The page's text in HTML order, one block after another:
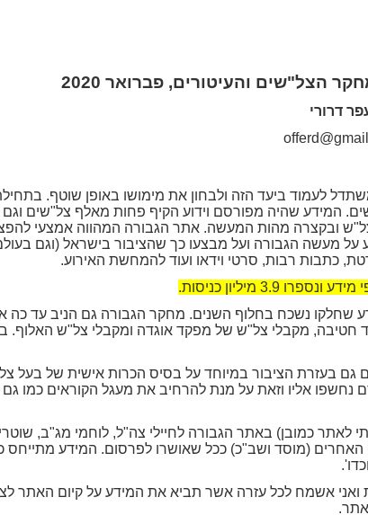
הצל"שים והעיטורים, פברואר 2020
דרורי
לעמוד ביעד הזה ולבחון את מימושו באופן שוטף.
המידע שהיה מפורסם וידוע הקיף פחות מאלף צל"שים
ובקצרה מהות המעשה. אתר הגבורה המהווה אמצעי
הגבורה ועל מבצעו כך שהציבור בישראל (וגם
כתבות רבות, סרטי וידאו ועוד להמחשת האירוע.
שחלקו נשכח בחלוף השנים. מחקר הגבורה גם הניב עד כה
חטיבה, מקבלי צל"ש של מפקד אוגדה ומקבלי צל"ש האלוף.
גם בעזרת הציבור במיוחד על בסיס הכרות אישית של בעל
אליו וזאת על מנת להרחיב את מעגל הקוראים כמו גם
לאתר כמובן) באתר הגבורה לחיילי צה"ל, לוחמי מג"ב,
(מוסד ושב"כ) ככל שאושרו לפרסום. המידע מתייחס
אשמח לכל עזרה אשר תביא את המידע על קיום האתר